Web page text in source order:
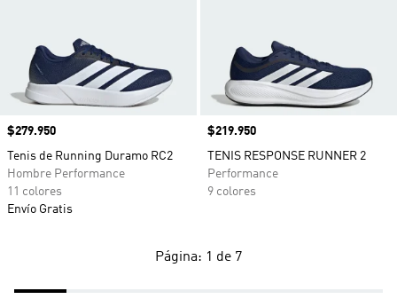
Precio
$279.950
Tenis de Running Duramo RC2
Hombre Performance
11 colores
Envío Gratis
Precio
$219.950
TENIS RESPONSE RUNNER 2
Performance
9 colores
Página: 1 de 7